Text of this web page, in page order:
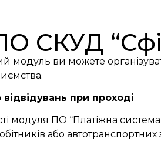
СКУД
ви можете
при проході
модуля ПО “Платіжна
або автотранспортних